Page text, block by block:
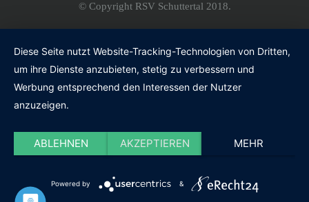
© Copyright RSV Schuttertal 2018.
Diese Seite nutzt Website-Tracking-Technologien von Dritten,
um ihre Dienste anzubieten, stetig zu verbessern und
Werbung entsprechend den Interessen der Nutzer
anzuzeigen.
ABLEHNEN AKZEPTIEREN MEHR
Powered by &